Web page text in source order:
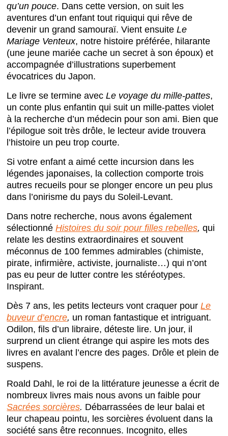
qu’un pouce. Dans cette version, on suit les
aventures d’un enfant tout riquiqui qui rêve de
devenir un grand samouraï. Vient ensuiteLe
Mariage Venteux, notre histoire préférée, hilarante
(une jeune mariée cache un secret à son époux) et
accompagnée d’illustrations superbement
évocatrices du Japon.
Le livre se termine avecLe voyage du mille-pattes,
un conte plus enfantin qui suit un mille-pattes violet
à la recherche d’un médecin pour son ami. Bien que
l’épilogue soit très drôle, le lecteur avide trouvera
l’histoire un peu trop courte.
Si votre enfant a aimé cette incursion dans les
légendes japonaises, la collection comporte trois
autres recueils pour se plonger encore un peu plus
dans l’onirisme du pays du Soleil-Levant.
Dans notre recherche, nous avons également
sélectionnéHistoires du soir pour filles rebelles,qui
relate les destins extraordinaires et souvent
méconnus de 100 femmes admirables (chimiste,
pirate, infirmière, activiste, journaliste…) qui n’ont
pas eu peur de lutter contre les stéréotypes.
Inspirant.
Dès 7 ans, les petits lecteurs vont craquer pourLe
buveur d’encre, un roman fantastique et intriguant.
Odilon, fils d’un libraire, déteste lire. Un jour, il
surprend un client étrange qui aspire les mots des
livres en avalant l’encre des pages. Drôle et plein de
suspens.
Roald Dahl, le roi de la littérature jeunesse a écrit de
nombreux livres mais nous avons un faible pour
Sacrées sorcières. Débarrassées de leur balai et
leur chapeau pointu, les sorcières évoluent dans la
société sans être reconnues. Incognito, elles